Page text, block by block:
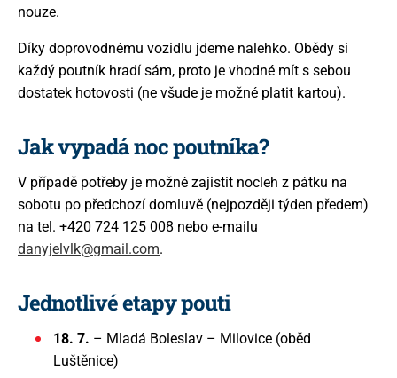
nouze.
Díky doprovodnému vozidlu jdeme nalehko. Obědy si
každý poutník hradí sám, proto je vhodné mít s sebou
dostatek hotovosti (ne všude je možné platit kartou).
Jak vypadá noc poutníka?
V případě potřeby je možné zajistit nocleh z pátku na
sobotu po předchozí domluvě (nejpozději týden předem)
na tel. +420 724 125 008 nebo e-mailu
danyjelvlk@gmail.com.
Jednotlivé etapy pouti
18. 7. – Mladá Boleslav – Milovice (oběd
Luštěnice)